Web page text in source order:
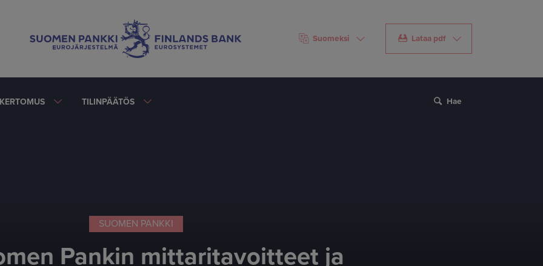
Suomeksi Lataa pdf
TILINPÄÄTÖS Hae
SUOMEN PANKKI
Pankin mittaritavoitteet ja